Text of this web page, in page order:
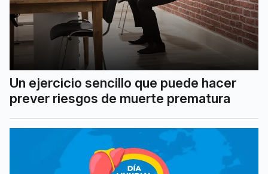
Un ejercicio sencillo que puede hacer
prever riesgos de muerte prematura